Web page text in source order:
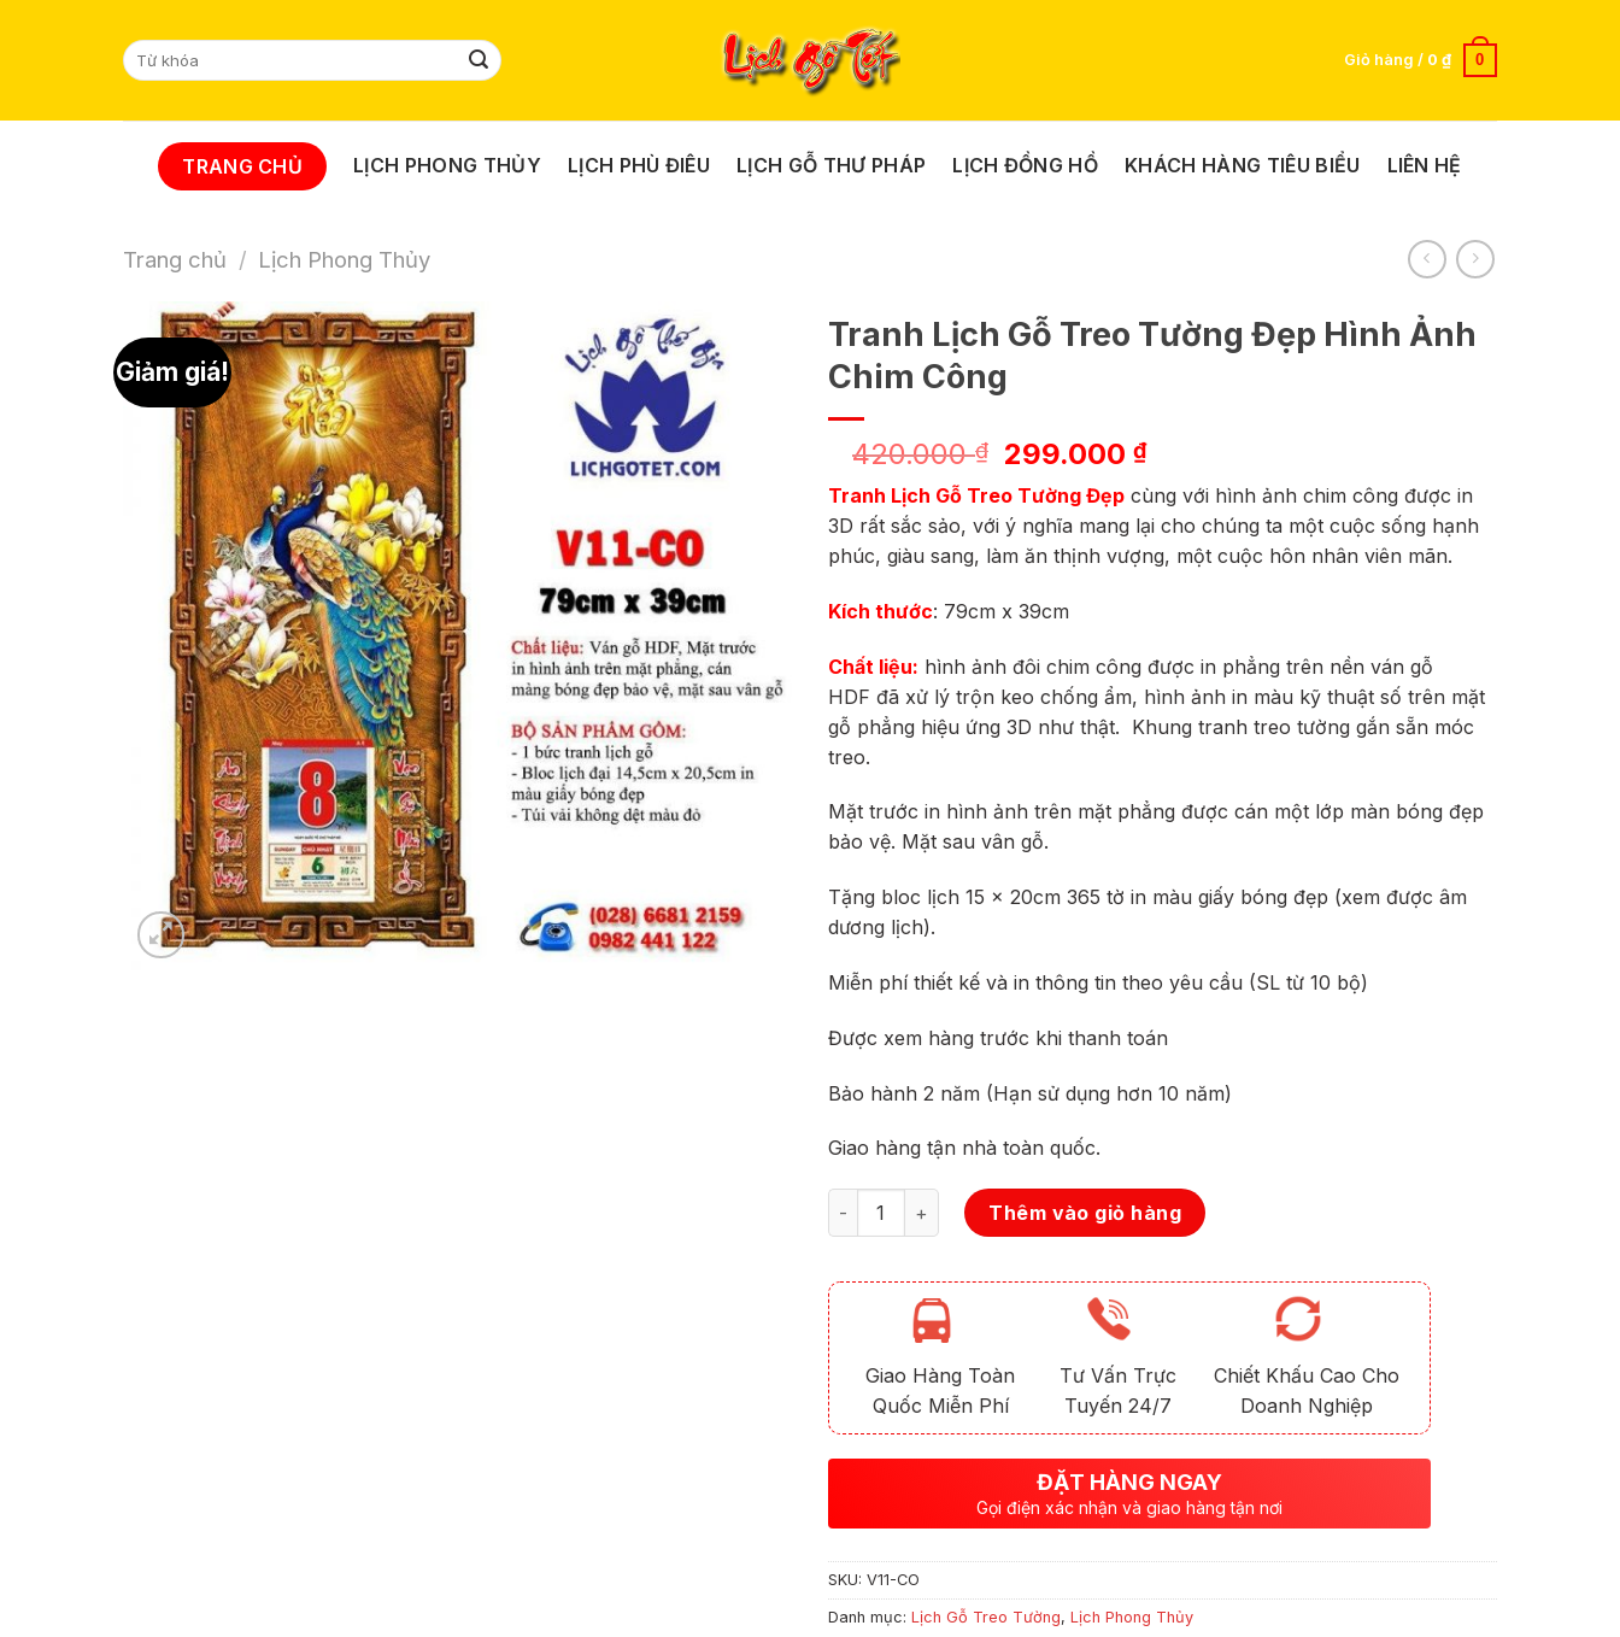
Tìm
kiếm:
Giỏ hàng / 0 ₫ 0
TRANG CHỦ LỊCH PHONG THỦY LỊCH PHÙ ĐIÊU LỊCH GỖ THƯ PHÁP LỊCH ĐỒNG HỒ KHÁCH HÀNG TIÊU BIỂU LIÊN HỆ
Trang chủ / Lịch Phong Thủy
Giảm giá!
Tranh Lịch Gỗ Treo Tường Đẹp Hình Ảnh
Chim Công
420.000₫
Giá
gốc
là:
420.000 ₫.
299.000₫Giá
hiện
tại
là:
299.000 ₫.
Tranh Lịch Gỗ Treo Tường Đẹp cùng với hình ảnh chim công được in
3D rất sắc sảo, với ý nghĩa mang lại cho chúng ta một cuộc sống hạnh
phúc, giàu sang, làm ăn thịnh vượng, một cuộc hôn nhân viên mãn.
Kích thước: 79cm x 39cm
Chất liệu: hình ảnh đôi chim công được in phẳng trên nền ván gỗ
HDF đã xử lý trộn keo chống ẩm, hình ảnh in màu kỹ thuật số trên mặt
gỗ phẳng hiệu ứng 3D như thật. Khung tranh treo tường gắn sẵn móc
treo.
Mặt trước in hình ảnh trên mặt phẳng được cán một lớp màn bóng đẹp
bảo vệ. Mặt sau vân gỗ.
Tặng bloc lịch 15 x 20cm 365 tờ in màu giấy bóng đẹp (xem được âm
dương lịch).
Miễn phí thiết kế và in thông tin theo yêu cầu (SL từ 10 bộ)
Được xem hàng trước khi thanh toán
Bảo hành 2 năm (Hạn sử dụng hơn 10 năm)
Giao hàng tận nhà toàn quốc.
Số lượng Thêm vào giỏ hàng
Giao Hàng Toàn
Quốc Miễn Phí
Tư Vấn Trực
Tuyến 24/7
Chiết Khấu Cao Cho
Doanh Nghiệp
ĐẶT HÀNG NGAY
Gọi điện xác nhận và giao hàng tận nơi
SKU: V11-CO
Danh mục: Lịch Gỗ Treo Tường, Lịch Phong Thủy